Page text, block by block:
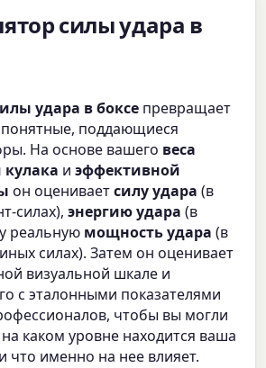
силы удара в
удара в боксе превращает
понятные, поддающиеся
На основе вашего веса
кулака иэффективной
он оцениваетсилу удара (в
силах),энергию удара (в
реальную мощность удара (в
силах). Затем он оценивает
визуальной шкале и
с эталонными показателями
чтобы вы могли
каком уровне находится ваша
что именно на нее влияет.